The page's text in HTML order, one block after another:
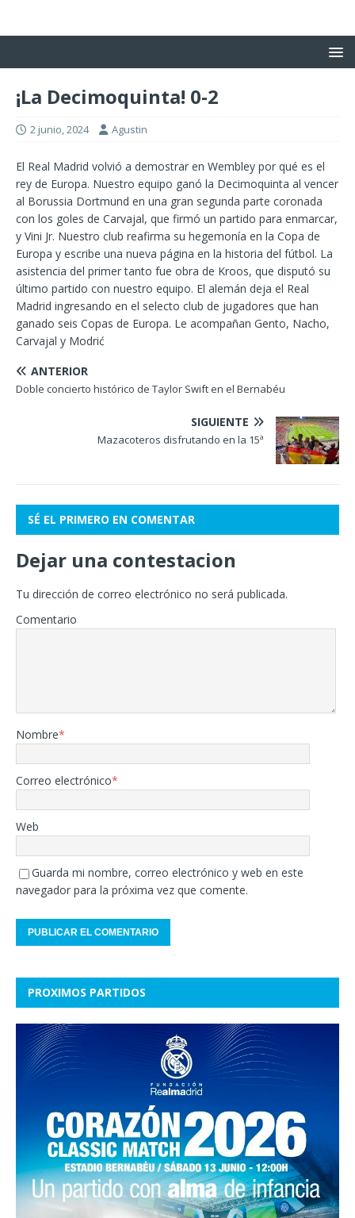
¡La Decimoquinta! 0-2
2 junio, 2024 Agustin
El Real Madrid volvió a demostrar en Wembley por qué es el
rey de Europa. Nuestro equipo ganó la Decimoquinta al vencer
al Borussia Dortmund en una gran segunda parte coronada
con los goles de Carvajal, que firmó un partido para enmarcar,
y Vini Jr. Nuestro club reafirma su hegemonía en la Copa de
Europa y escribe una nueva página en la historia del fútbol. La
asistencia del primer tanto fue obra de Kroos, que disputó su
último partido con nuestro equipo. El alemán deja el Real
Madrid ingresando en el selecto club de jugadores que han
ganado seis Copas de Europa. Le acompañan Gento, Nacho,
Carvajal y Modrić
ANTERIOR
Doble concierto histórico de Taylor Swift en el Bernabéu
SIGUIENTE
Mazacoteros disfrutando en la 15ª
SÉ EL PRIMERO EN COMENTAR
Dejar una contestacion
Tu dirección de correo electrónico no será publicada.
Comentario
Nombre*
Correo electrónico*
Web
Guarda mi nombre, correo electrónico y web en este
navegador para la próxima vez que comente.
PROXIMOS PARTIDOS